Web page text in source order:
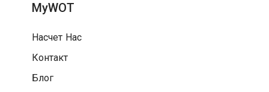
MyWOT
Насчет Нас
Контакт
Блог